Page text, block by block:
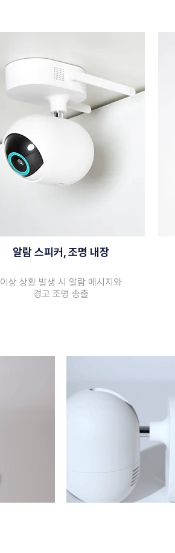
알람 스피커, 조명 내장
이상 상황 발생 시 알람 메시지와
경고 조명 송출